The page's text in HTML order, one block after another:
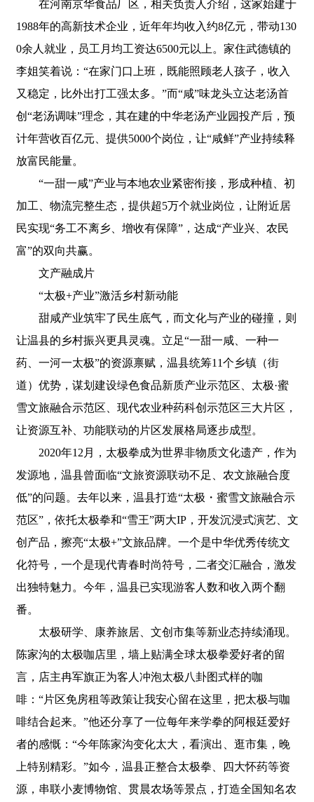
在河南京华食品厂区，相关负责人介绍，这家始建于
1988年的高新技术企业，近年年均收入约8亿元，带动130
0余人就业，员工月均工资达6500元以上。家住武德镇的
李姐笑着说：“在家门口上班，既能照顾老人孩子，收入
又稳定，比外出打工强太多。”而“咸”味龙头立达老汤首
创“老汤调味”理念，其在建的中华老汤产业园投产后，预
计年营收百亿元、提供5000个岗位，让“咸鲜”产业持续释
放富民能量。
“一甜一咸”产业与本地农业紧密衔接，形成种植、初
加工、物流完整生态，提供超5万个就业岗位，让附近居
民实现“务工不离乡、增收有保障”，达成“产业兴、农民
富”的双向共赢。
文产融成片
“太极+产业”激活乡村新动能
甜咸产业筑牢了民生底气，而文化与产业的碰撞，则
让温县的乡村振兴更具灵魂。立足“一甜一咸、一种一
药、一河一太极”的资源禀赋，温县统筹11个乡镇（街
道）优势，谋划建设绿色食品新质产业示范区、太极·蜜
雪文旅融合示范区、现代农业种药科创示范区三大片区，
让资源互补、功能联动的片区发展格局逐步成型。
2020年12月，太极拳成为世界非物质文化遗产，作为
发源地，温县曾面临“文旅资源联动不足、农文旅融合度
低”的问题。去年以来，温县打造“太极・蜜雪文旅融合示
范区”，依托太极拳和“雪王”两大IP，开发沉浸式演艺、文
创产品，擦亮“太极+”文旅品牌。一个是中华优秀传统文
化符号，一个是现代青春时尚符号，二者交汇融合，激发
出独特魅力。今年，温县已实现游客人数和收入两个翻
番。
太极研学、康养旅居、文创市集等新业态持续涌现。
陈家沟的太极咖店里，墙上贴满全球太极拳爱好者的留
言，店主冉军旗正为客人冲泡太极八卦图式样的咖
啡：“片区免房租等政策让我安心留在这里，把太极与咖
啡结合起来。”他还分享了一位每年来学拳的阿根廷爱好
者的感慨：“今年陈家沟变化太大，看演出、逛市集，晚
上特别精彩。”如今，温县正整合太极拳、四大怀药等资
源，串联小麦博物馆、贯晨农场等景点，打造全国知名农